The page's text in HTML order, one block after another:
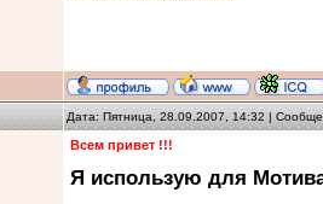
Дата: Пятница, 28.09.2007, 14:32 |
Всем привет !!!
Я использую для